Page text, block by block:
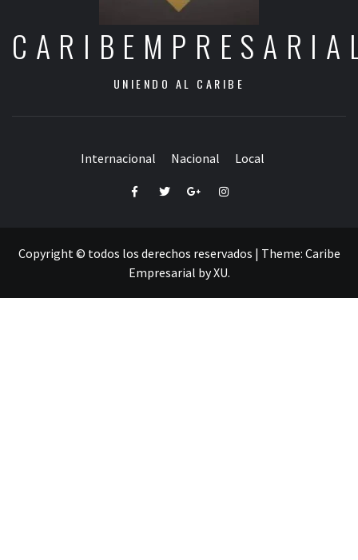
UNIENDO AL CARIBE
Internacional Nacional Local
FacebookTwitterGoogle+Instagram
Copyright © todos los derechos reservados | Theme: Caribe
Empresarial byXU.